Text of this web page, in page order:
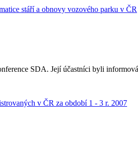
stáří a obnovy vozového parku v ČR
SDA. Její účastníci byli
v ČR za období 1 - 3 r. 2007